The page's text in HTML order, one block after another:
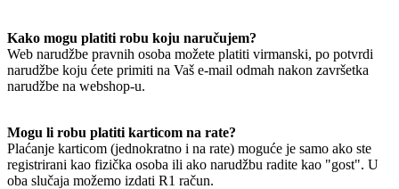
Kako mogu platiti robu koju naručujem?
Web narudžbe pravnih osoba možete platiti virmanski, po potvrdi
narudžbe koju ćete primiti na Vaš e-mail odmah nakon završetka
narudžbe na webshop-u.
Mogu li robu platiti karticom na rate?
Plaćanje karticom (jednokratno i na rate) moguće je samo ako ste
registrirani kao fizička osoba ili ako narudžbu radite kao "gost". U
oba slučaja možemo izdati R1 račun.